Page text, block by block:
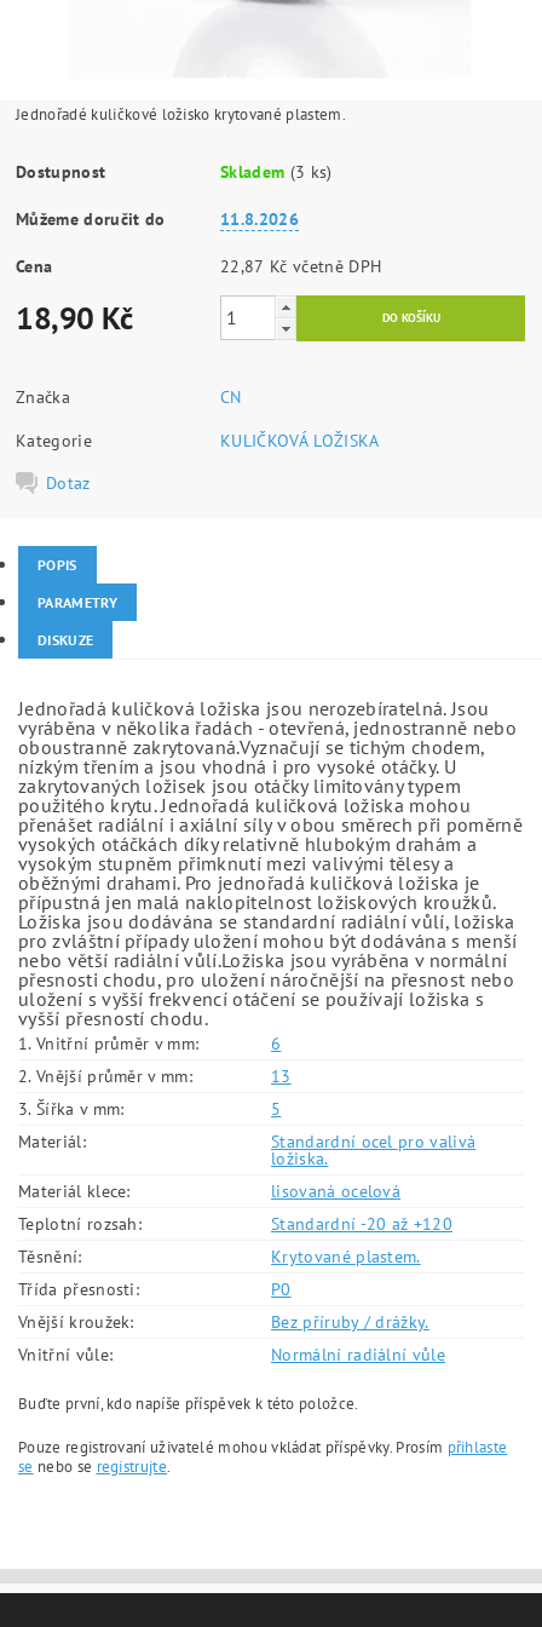
Jednořadé kuličkové ložisko krytované plastem.
Dostupnost Skladem (3 ks)
Můžeme doručit do 11.8.2026
Cena 22,87 Kč včetně DPH
18,90 Kč
Značka
CN
Kategorie
KULIČKOVÁ LOŽISKA
Dotaz
POPIS
PARAMETRY
DISKUZE
Jednořadá kuličková ložiska jsou nerozebíratelná. Jsou
vyráběna v několika řadách - otevřená, jednostranně nebo
oboustranně zakrytovaná.Vyznačují se tichým chodem,
nízkým třením a jsou vhodná i pro vysoké otáčky. U
zakrytovaných ložisek jsou otáčky limitovány typem
použitého krytu. Jednořadá kuličková ložiska mohou
přenášet radiální i axiální síly v obou směrech při poměrně
vysokých otáčkách díky relativně hlubokým drahám a
vysokým stupněm přimknutí mezi valivými tělesy a
oběžnými drahami. Pro jednořadá kuličková ložiska je
přípustná jen malá naklopitelnost ložiskových kroužků.
Ložiska jsou dodávána se standardní radiální vůlí, ložiska
pro zvláštní případy uložení mohou být dodávána s menší
nebo větší radiální vůlí.Ložiska jsou vyráběna v normální
přesnosti chodu, pro uložení náročnější na přesnost nebo
uložení s vyšší frekvencí otáčení se používají ložiska s
vyšší přesností chodu.
1. Vnitřní průměr v mm:
6
2. Vnější průměr v mm:
13
3. Šířka v mm:
5
Materiál:
Standardní ocel pro valivá
ložiska.
Materiál klece:
lisovaná ocelová
Teplotní rozsah:
Standardní -20 až +120
Těsnění:
Krytované plastem.
Třída přesnosti:
P0
Vnější kroužek:
Bez příruby / drážky.
Vnitřní vůle:
Normální radiální vůle
Buďte první, kdo napíše příspěvek k této položce.
Pouze registrovaní uživatelé mohou vkládat příspěvky. Prosím přihlaste
se nebo se registrujte.